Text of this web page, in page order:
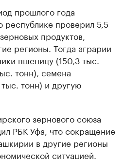
прошлого года
республике проверил 5,5
продуктов,
регионы. Тогда аграрии
пшеницу (150,3 тыс.
тонн), семена
тонн) и другую
зернового союза
РБК Уфа, что сокращение
в другие регионы
ситуацией.